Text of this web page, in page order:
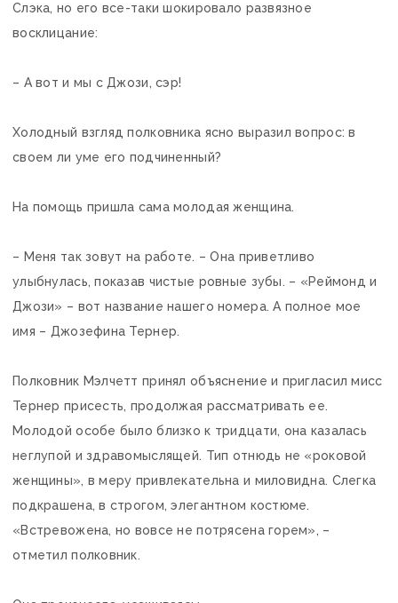
Слэка, но его все-таки шокировало развязное
восклицание:
– А вот и мы с Джози, сэр!
Холодный взгляд полковника ясно выразил вопрос: в
своем ли уме его подчиненный?
На помощь пришла сама молодая женщина.
– Меня так зовут на работе. – Она приветливо
улыбнулась, показав чистые ровные зубы. – «Реймонд и
Джози» – вот название нашего номера. А полное мое
имя – Джозефина Тернер.
Полковник Мэлчетт принял объяснение и пригласил мисс
Тернер присесть, продолжая рассматривать ее.
Молодой особе было близко к тридцати, она казалась
неглупой и здравомыслящей. Тип отнюдь не «роковой
женщины», в меру привлекательна и миловидна. Слегка
подкрашена, в строгом, элегантном костюме.
«Встревожена, но вовсе не потрясена горем», –
отметил полковник.